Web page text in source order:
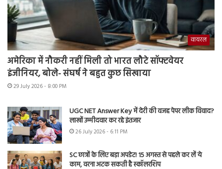
वायरल
अमेरिका में नौकरी नहीं मिली तो भारत लौटे सॉफ्टवेयर
इंजीनियर, बोले- संघर्ष ने बहुत कुछ सिखाया
29 July 2026 - 8:00 PM
UGC NET Answer Key में देरी की वजह पेपर लीक विवाद?
लाखों उम्मीदवार कर रहे इंतजार
26 July 2026 - 6:11 PM
SC छात्रों के लिए बड़ा अपडेट! 15 अगस्त से पहले कर लें ये
काम, वरना अटक सकती है स्कॉलरशिप